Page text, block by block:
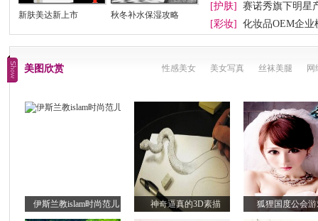
新肤美达新上市 秋冬补水保湿攻略
[护肤]
赛诺秀旗下明星
[彩妆]
化妆品OEM企业
美图欣赏 性感美女 美女写真 丝袜美腿 网
伊斯兰教islam时尚范儿 神奇逼真的3D素描 狐狸国度公会